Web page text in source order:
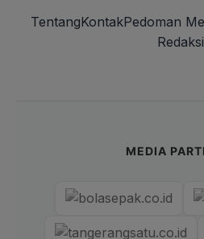
TentangKontakPedoman
Redaksi
MEDIA